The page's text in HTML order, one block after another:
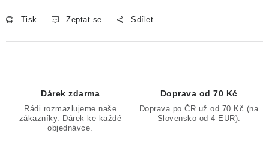
Tisk Zeptat se Sdílet
Dárek zdarma
Rádi rozmazlujeme naše
zákazníky. Dárek ke každé
objednávce.
Doprava od 70 Kč
Doprava po ČR už od 70 Kč (na
Slovensko od 4 EUR).